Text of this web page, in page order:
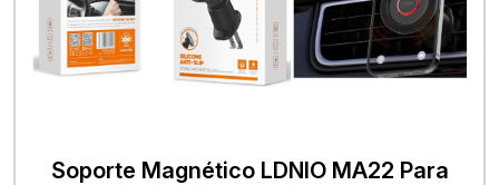
Soporte Magnético LDNIO MA22 Para